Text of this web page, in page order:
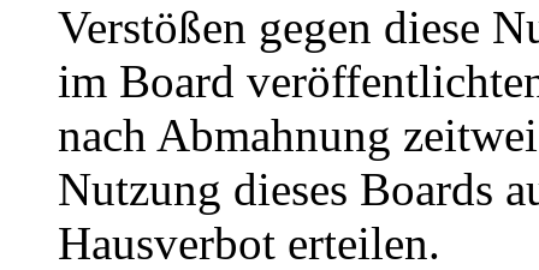
Verstößen gegen diese
im Board
nach Abmahnung
Nutzung dieses Boards
Hausverbot erteilen.